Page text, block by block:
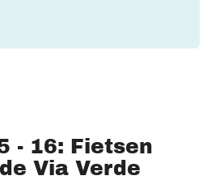
- 16: Fietsen
Via Verde